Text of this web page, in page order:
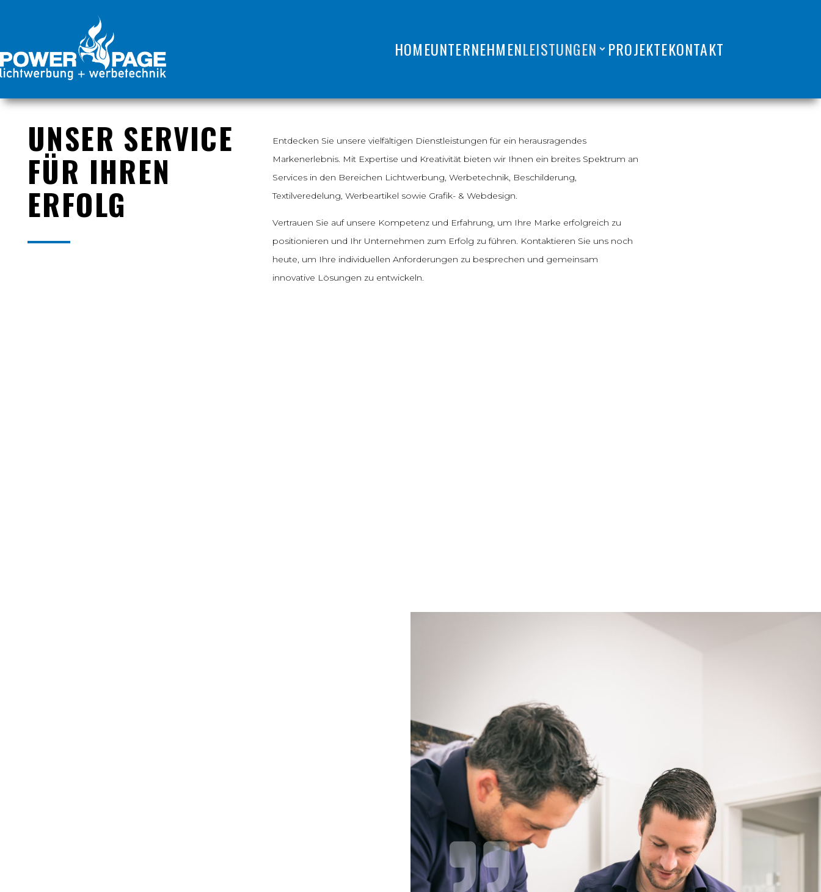
HOMEUNTERNEHMENLEISTUNGEN PROJEKTEKONTAKT
UNSER SERVICE
FÜR IHREN
ERFOLG
Entdecken Sie unsere vielfältigen Dienstleistungen für ein herausragendes
Markenerlebnis. Mit Expertise und Kreativität bieten wir Ihnen ein breites Spektrum an
Services in den Bereichen Lichtwerbung, Werbetechnik, Beschilderung,
Textilveredelung, Werbeartikel sowie Grafik- & Webdesign.
Vertrauen Sie auf unsere Kompetenz und Erfahrung, um Ihre Marke erfolgreich zu
positionieren und Ihr Unternehmen zum Erfolg zu führen. Kontaktieren Sie uns noch
heute, um Ihre individuellen Anforderungen zu besprechen und gemeinsam
innovative Lösungen zu entwickeln.